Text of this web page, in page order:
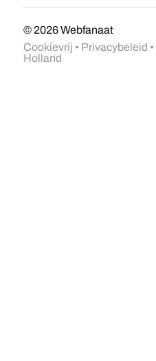
© 2026Webfanaat
Cookievrij • Privacybeleid •
Holland